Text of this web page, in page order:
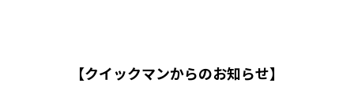
【クイックマンからのお知らせ】